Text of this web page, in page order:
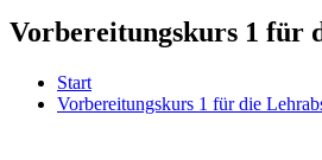
Vorbereitungskurs 1 für
Start
Vorbereitungskurs 1 für die